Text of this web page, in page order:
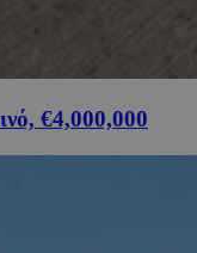
€4,000,000